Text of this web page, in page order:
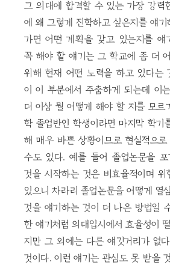
그 의대에 합격할 수 있는 가장 강력
에 왜 그렇게 진학하고 싶은지를 얘기
가면 어떤 계획을 갖고 있는지를 얘
꼭 해야 할 얘기는 그 학교에 좀 더 어
위해 현재 어떤 노력을 하고 있다는
이 이 부분에서 주춤하게 되는데 이
더 이상 뭘 어떻게 해야 할 지를 모르
학 졸업반인 학생이라면 마지막 학기
해 매우 바쁜 상황이므로 현실적으
수도 있다. 예를 들어 졸업논문을
것을 시작하는 것은 비효율적이며 위
있으니 차라리 졸업논문을 어떻게 열
것을 얘기하는 것이 더 나은 방법일
한 얘기처럼 의대입시에서 효율성이
지만 그 외에는 다른 얘깃거리가 없
것이다. 이런 얘기는 관심도 못 받을